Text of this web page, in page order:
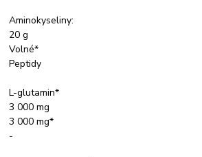
Aminokyseliny:
20 g
Volné*
Peptidy
L-glutamin*
3 000 mg
3 000 mg*
-